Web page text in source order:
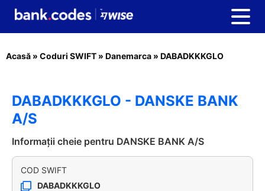
Acasă » Coduri SWIFT » Danemarca » DABADKKKGLO
DABADKKKGLO - DANSKE BANK
A/S
Informații cheie pentru DANSKE BANK A/S
COD SWIFT
DABADKKKGLO